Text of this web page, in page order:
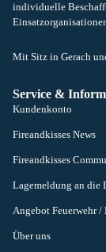
individuelle
Mit Sitz in Gerach
Service &
Kundenkonto
Fireandkisses News
Fireandkisses
Lagemeldung an die
Angebot Feuerwehr /
Über uns